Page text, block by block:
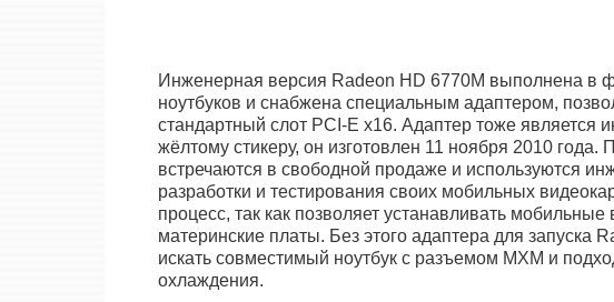
Инженерная версия Radeon HD 6770M выполнена в
ноутбуков и снабжена специальным адаптером,
стандартный слот PCI-E x16. Адаптер тоже является
жёлтому стикеру, он изготовлен 11 ноября 2010
встречаются в свободной продаже и используются
разработки и тестирования своих мобильных
процесс, так как позволяет устанавливать
материнские платы. Без этого адаптера для запуска
искать совместимый ноутбук с разъемом MXM и
охлаждения.